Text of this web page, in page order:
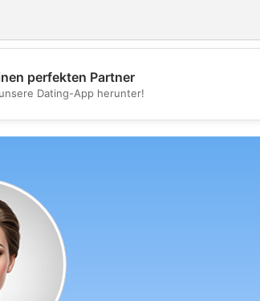
💖
perfekten Partner
Dating-App herunter!